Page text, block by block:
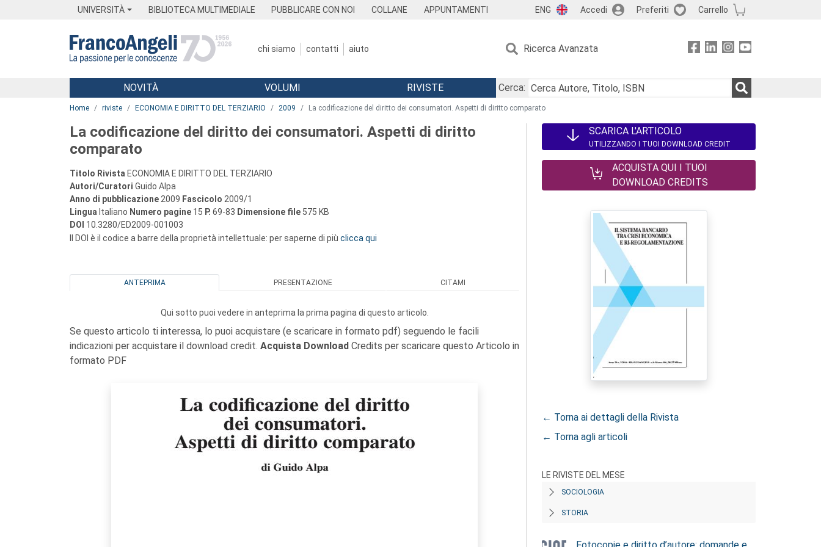
UNIVERSITÀ BIBLIOTECA MULTIMEDIALE PUBBLICARE CON NOI COLLANE APPUNTAMENTI ENG Accedi Preferiti Carrello
chi siamo contatti aiuto Ricerca Avanzata
Menu
NOVITÀ VOLUMI RIVISTE
Cerca:
Home riviste ECONOMIA E DIRITTO DEL TERZIARIO 2009 La codificazione del diritto dei consumatori. Aspetti di diritto comparato
La codificazione del diritto dei consumatori. Aspetti di diritto
comparato
Titolo Rivista ECONOMIA E DIRITTO DEL TERZIARIO
Autori/Curatori Guido Alpa
Anno di pubblicazione 2009 Fascicolo 2009/1
Lingua Italiano Numero pagine 15 P. 69-83 Dimensione file 575 KB
DOI 10.3280/ED2009-001003
Il DOI è il codice a barre della proprietà intellettuale: per saperne di più clicca qui
ANTEPRIMA PRESENTAZIONE CITAMI
Qui sotto puoi vedere in anteprima la prima pagina di questo articolo.
Se questo articolo ti interessa, lo puoi acquistare (e scaricare in formato pdf) seguendo le facili
indicazioni per acquistare il download credit. Acquista Download Credits per scaricare questo Articolo in
formato PDF
SCARICA L'ARTICOLO
UTILIZZANDO I TUOI DOWNLOAD CREDIT
ACQUISTA QUI I TUOI
DOWNLOAD CREDITS
← Torna ai dettagli della Rivista
← Torna agli articoli
LE RIVISTE DEL MESE
SOCIOLOGIA
STORIA